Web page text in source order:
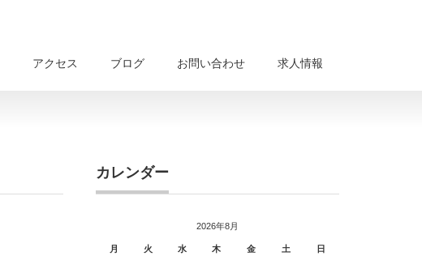
アクセス ブログ お問い合わせ 求人情報
カレンダー
2026年8月
月 火 水 木 金 土 日